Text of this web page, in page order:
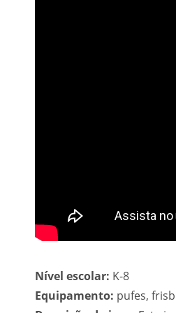
Nível escolar: K-8
Equipamento: pufes,